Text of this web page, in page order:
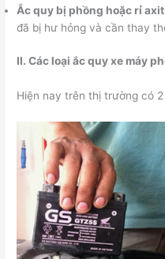
Ắc quy bị phồng hoặc rỉ
đã bị hư hỏng và cần thay
II. Các loại ắc quy xe máy
Hiện nay trên thị trường có